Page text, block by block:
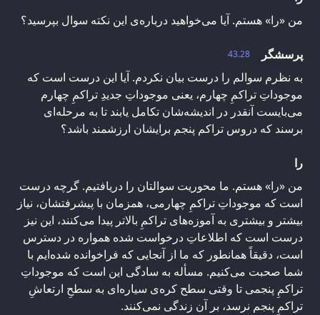
من «را» هستم. آیا می‌خواهید درباره‌ی این نکته سوال بپرسید؟
43.28
پرسشگر
به نظرم سوالم را درست بیان نکردم. آیا این درست است که
موجوداتِ تراکمِ چهارم، یعنی موجوداتِ جدیدِ تراکمِ چهارم
می‌بایست آنقدر در اندیشه‌شان تکامل یابند تا به مرحله‌ای
برسند که دروس تراکم پنجم برایشان ارزشمند باشد؟
را
من «را» هستم. ما محوریت سوالتان را دریافتیم. گرچه درست
است که موجوداتِ تراکمِ چهارمی، همزمان با پیشرفتشان، نیاز
بیشتر و بیشتری به آموزه‌های تراکمِ بالاتر پیدا می‌کنند، این نیز
درست است که اطلاعاتِ درخواست شده همواره در دسترس
‌است، دقیقاً همانطور که ما از آنجایی که فراخوانده شده‌ایم با
شما صحبت می‌کنیم. مسأله به سادگی این است که موجوداتِ
تراکمِ پنجمی تا وقتی سطح کره‌‌ی سیاره‌ای به سطحِ ارتعاشِ
تراکمِ پنجم نرسد، بر آن زندگی نمی‌کنند.